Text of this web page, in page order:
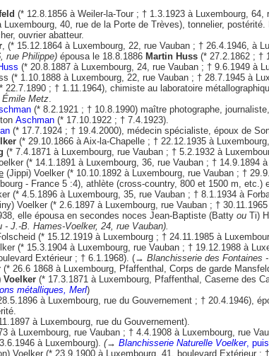
(* 12.8.1856 à Weiler-la-Tour ; † 1.3.1923 à Luxembourg,
Luxembourg, 40, rue de la Porte de Trèves), tonnelier,
ouvrier abatteur.
, (* 15.12.1864 à Luxembourg, 22, rue Vauban ; † 26.4.1946, à
rue Philippe) épousa le 18.8.1886 Martin Huss (* 27.2.1862 ; †
(* 20.8.1887 à Luxembourg, 24, rue Vauban ; † 9.6.1949 à
(* 1.10.1888 à Luxembourg, 22, rue Vauban ; † 28.7.1945 à
22.7.1890 ; † 1.11.1964), chimiste au laboratoire
Émile Metz.
(* 8.2.1921 ; † 10.8.1990) maître photographe,
Aschman (* 17.10.1922 ; † 7.4.1923).
(* 17.7.1924 ; † 19.4.2000), médecin spécialiste, époux de
(* 29.10.1866 à Aix-la-Chapelle ; † 22.12.1935 à
(* 7.4.1871 à Luxembourg, rue Vauban ; † 5.2.1932 à
(* 14.1.1891 à Luxembourg, 36, rue Vauban ; † 14.9.1894
(Jippi) Voelker (* 10.10.1892 à Luxembourg, rue Vauban ; †
- France 5 :4), athlète (cross-country, 800 et 1500 m, etc.)
(* 4.5.1896 à Luxembourg, 35, rue Vauban ; † 8.1.1934 à
Voelker (* 2.6.1897 à Luxembourg, rue Vauban ; †
elle épousa en secondes noces Jean-Baptiste (Batty ou Ti)
- J.-B. Hames-Voelker, 24, rue Vauban).
(* 15.12.1919 à Luxembourg ; † 24.11.1985 à
(* 15.3.1904 à Luxembourg, rue Vauban ; † 19.12.1988 à
Extérieur ; † 6.1.1968). (→ Blanchisserie des Fontaines
(* 26.6 1868 à Luxembourg, Pfaffenthal, Corps de garde
Voelker (* 17.3.1871 à Luxembourg, Pfaffenthal, Caserne des
métalliques, Merl)
à Luxembourg, rue du Gouvernement ; † 20.4.1946),
à Luxembourg, rue du Gouvernement).
à Luxembourg, rue Vauban ; † 4.4.1908 à Luxembourg, rue
à Luxembourg). (→ Blanchisserie Naturelle Voelker,
Voelker (* 23.9.1900 à Luxembourg, 41, boulevard Extérieur ;